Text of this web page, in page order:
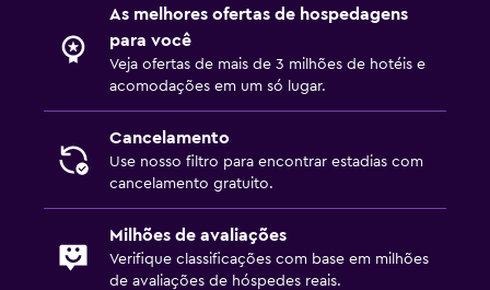
As melhores ofertas de hospedagens
para você
Veja ofertas de mais de 3 milhões de hotéis e
acomodações em um só lugar.
Cancelamento
Use nosso filtro para encontrar estadias com
cancelamento gratuito.
Milhões de avaliações
Verifique classificações com base em milhões
de avaliações de hóspedes reais.